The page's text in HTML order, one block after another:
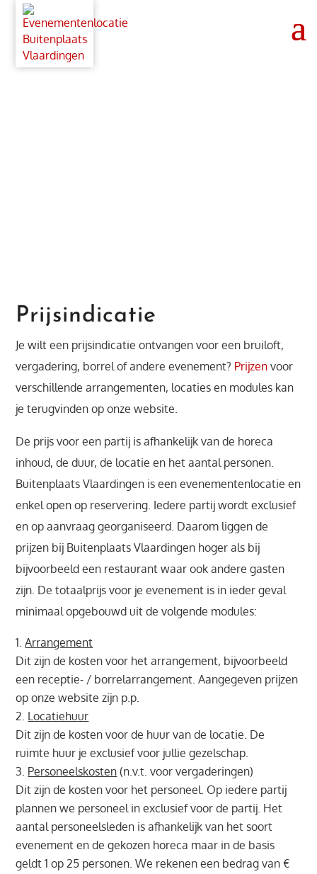
Prijsindicatie
Je wilt een prijsindicatie ontvangen voor een bruiloft,
vergadering, borrel of andere evenement? Prijzen voor
verschillende arrangementen, locaties en modules kan
je terugvinden op onze website.
De prijs voor een partij is afhankelijk van de horeca
inhoud, de duur, de locatie en het aantal personen.
Buitenplaats Vlaardingen is een evenementenlocatie en
enkel open op reservering. Iedere partij wordt exclusief
en op aanvraag georganiseerd. Daarom liggen de
prijzen bij Buitenplaats Vlaardingen hoger als bij
bijvoorbeeld een restaurant waar ook andere gasten
zijn. De totaalprijs voor je evenement is in ieder geval
minimaal opgebouwd uit de volgende modules:
Arrangement
Dit zijn de kosten voor het arrangement, bijvoorbeeld
een receptie- / borrelarrangement. Aangegeven prijzen
op onze website zijn p.p.
Locatiehuur
Dit zijn de kosten voor de huur van de locatie. De
ruimte huur je exclusief voor jullie gezelschap.
Personeelskosten (n.v.t. voor vergaderingen)
Dit zijn de kosten voor het personeel. Op iedere partij
plannen we personeel in exclusief voor de partij. Het
aantal personeelsleden is afhankelijk van het soort
evenement en de gekozen horeca maar in de basis
geldt 1 op 25 personen. We rekenen een bedrag van €